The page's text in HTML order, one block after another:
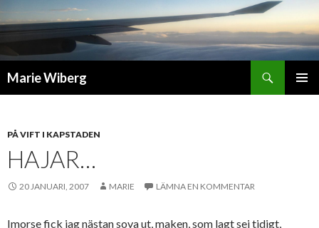
Marie Wiberg
PÅ VIFT I KAPSTADEN
HAJAR…
20 JANUARI, 2007 MARIE LÄMNA EN KOMMENTAR
Imorse fick jag nästan sova ut, maken, som lagt sej tidigt,